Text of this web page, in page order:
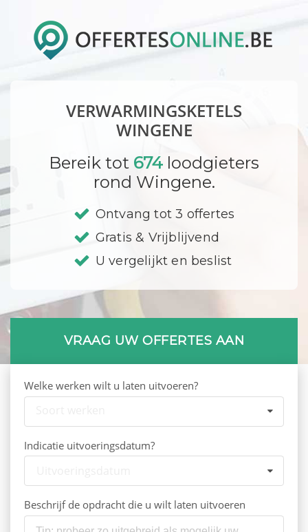
VERWARMINGSKETELS
WINGENE
Bereik tot 674 loodgieters
rond Wingene.
Ontvang tot 3 offertes
Gratis & Vrijblijvend
U vergelijkt en beslist
VRAAG UW OFFERTES AAN
Welke werken wilt u laten uitvoeren?
Indicatie uitvoeringsdatum?
Beschrijf de opdracht die u wilt laten uitvoeren